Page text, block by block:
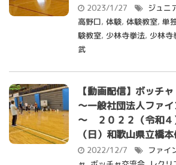
2023/1/27 ジュニ
高野口, 体験, 体験教室, 単
験教室, 少林寺拳法, 少林寺
武
【動画配信】ボッチ
～一般社団法人ファ
～ ２０２２（令和４
（日）和歌山県立橋
2022/12/7 ファイ